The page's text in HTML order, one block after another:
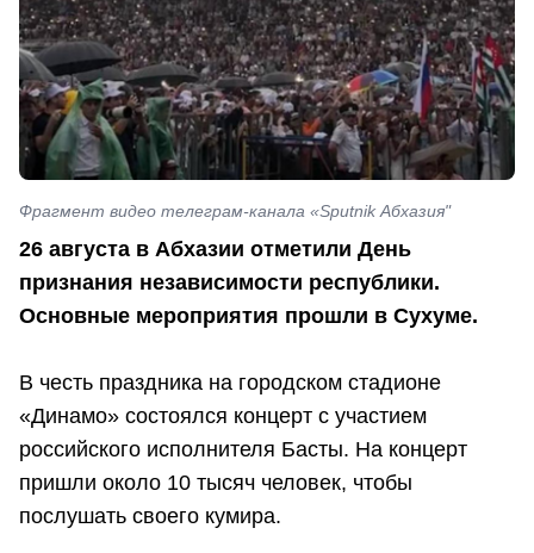
Фрагмент видео телеграм-канала «Sputnik Абхазия"
26 августа в Абхазии отметили День
признания независимости республики.
Основные мероприятия прошли в Сухуме.
В честь праздника на городском стадионе
«Динамо» состоялся концерт с участием
российского исполнителя Басты. На концерт
пришли около 10 тысяч человек, чтобы
послушать своего кумира.